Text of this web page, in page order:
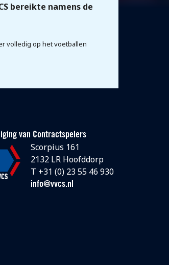
bereikte namens de
volledig op het voetballen
van Contractspelers
Scorpius 161
2132 LR Hoofddorp
T +31 (0) 23 55 46 930
info@vvcs.nl